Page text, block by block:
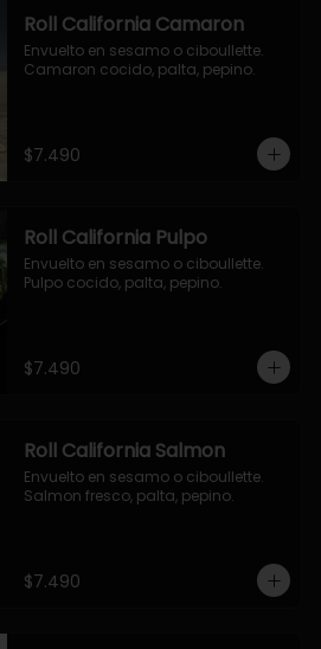
Roll California Camaron
Envuelto en sesamo o ciboullette.
Camaron cocido, palta, pepino.
$7.490
Roll California Pulpo
Envuelto en sesamo o ciboullette.
Pulpo cocido, palta, pepino.
$7.490
Roll California Salmon
Envuelto en sesamo o ciboullette.
Salmon fresco, palta, pepino.
$7.490